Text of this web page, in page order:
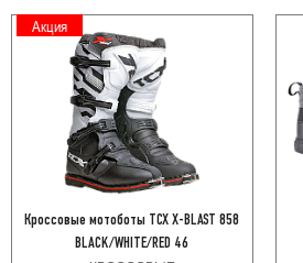
Акция
Кроссовые мотоботы TCX X-BLAST 858
BLACK/WHITE/RED 46